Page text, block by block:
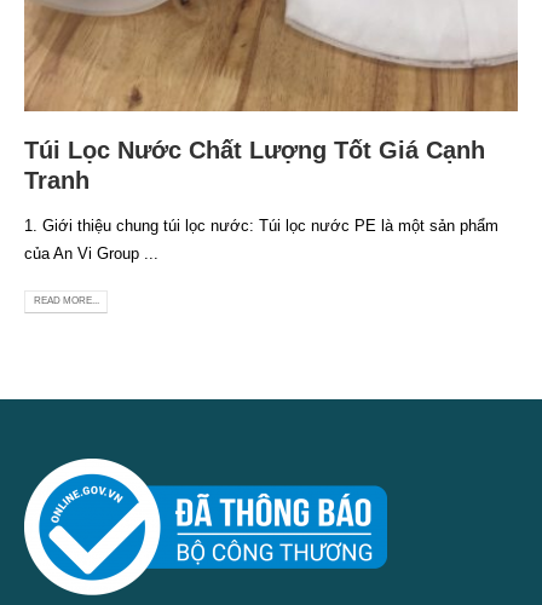
Túi Lọc Nước Chất Lượng Tốt Giá Cạnh
Tranh
1. Giới thiệu chung túi lọc nước: Túi lọc nước PE là một sản phẩm
của An Vi Group ...
READ MORE...